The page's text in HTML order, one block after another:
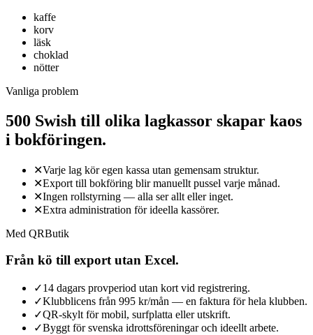
kaffe
korv
läsk
choklad
nötter
Vanliga problem
500 Swish till olika lagkassor skapar kaos
i bokföringen.
✕Varje lag kör egen kassa utan gemensam struktur.
✕Export till bokföring blir manuellt pussel varje månad.
✕Ingen rollstyrning — alla ser allt eller inget.
✕Extra administration för ideella kassörer.
Med QRButik
Från kö till export utan Excel.
✓14 dagars provperiod utan kort vid registrering.
✓Klubblicens från 995 kr/mån — en faktura för hela klubben.
✓QR-skylt för mobil, surfplatta eller utskrift.
✓Byggt för svenska idrottsföreningar och ideellt arbete.